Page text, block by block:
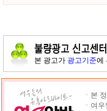
본 광고가 광고기준에
ㆍ본
ㆍ여